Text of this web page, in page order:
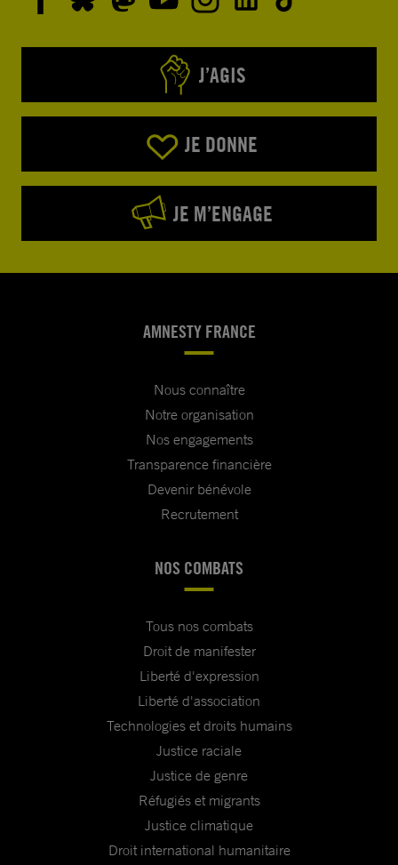
J’AGIS
JE DONNE
JE M’ENGAGE
AMNESTY FRANCE
Nous connaître
Notre organisation
Nos engagements
Transparence financière
Devenir bénévole
Recrutement
NOS COMBATS
Tous nos combats
Droit de manifester
Liberté d'expression
Liberté d'association
Technologies et droits humains
Justice raciale
Justice de genre
Réfugiés et migrants
Justice climatique
Droit international humanitaire